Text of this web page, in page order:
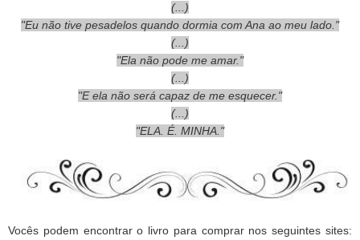
(...)
"Eu não tive pesadelos quando dormia com Ana ao meu lado."
(...)
"Ela não pode me amar."
(...)
"E ela não será capaz de me esquecer."
(...)
"ELA. É. MINHA."
Vocês podem encontrar o livro para comprar nos seguintes sites: